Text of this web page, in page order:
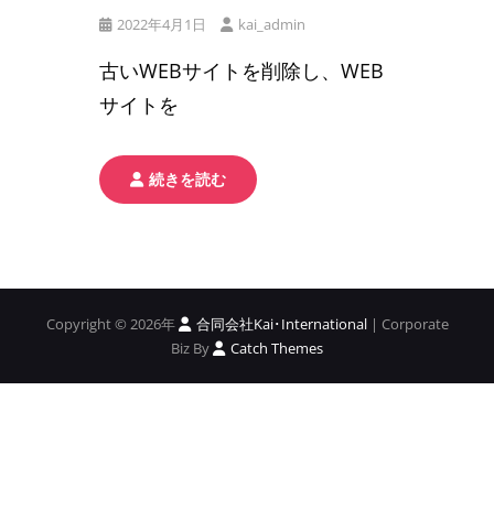
リ
ン
公
日
2022年4月1日 kai_admin
古いWEBサイトを削除し、WEB
サイトを
続きを読むWEB
サ
ー
ア
ル
Copyright © 2026年 合同会社Kai･International | Corporate
Biz By
Catch Themes